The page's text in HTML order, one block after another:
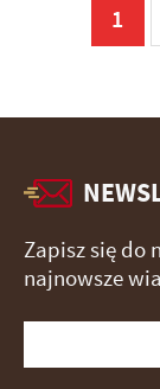
1
Zapisz się do
najnowsze